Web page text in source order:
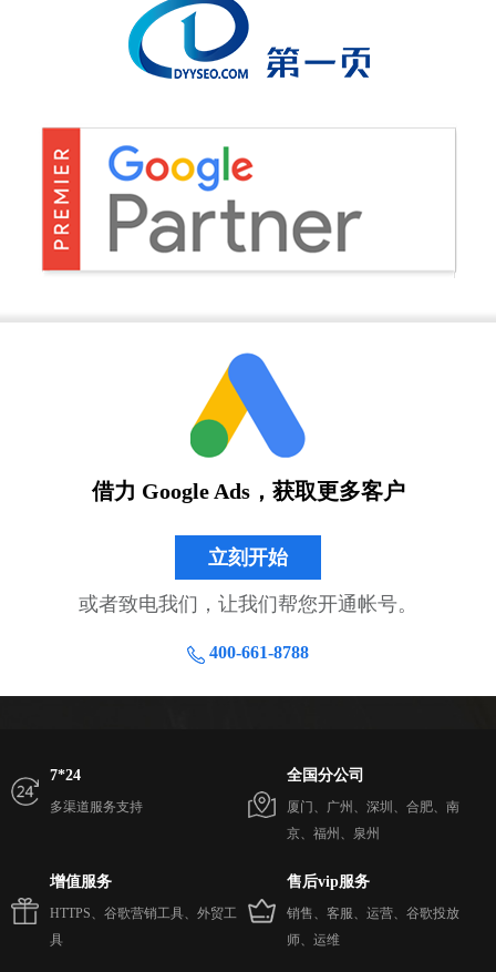
借力 Google Ads，获取更多客户
立刻开始
或者致电我们，让我们帮您开通帐号。
400-661-8788
7*24
多渠道服务支持
全国分公司
厦门、广州、深圳、合肥、南
京、福州、泉州
增值服务
HTTPS、谷歌营销工具、外贸工
具
售后vip服务
销售、客服、运营、谷歌投放
师、运维